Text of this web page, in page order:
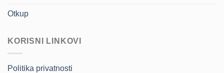
Otkup
KORISNI LINKOVI
Politika privatnosti